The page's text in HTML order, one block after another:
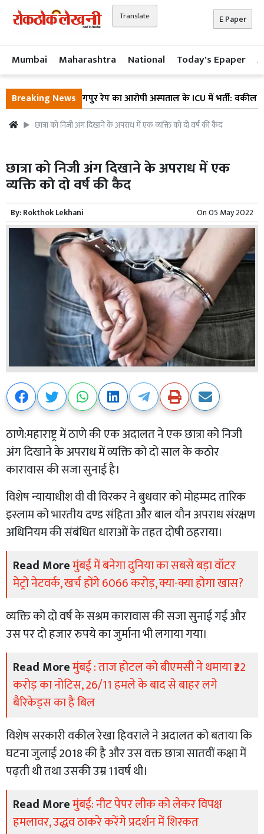
Translate E Paper
Mumbai Maharashtra National Today's Epaper
Breaking Newsनागपुर रेप का आरोपी अस्पताल के ICU में भर्ती: वकील
छात्रा को निजी अंग दिखाने के अपराध में एक व्यक्ति को दो वर्ष की कैद
छात्रा को निजी अंग दिखाने के अपराध में एक
व्यक्ति को दो वर्ष की कैद
By:Rokthok Lekhani On05 May 2022
ठाणे:महाराष्ट्र में ठाणे की एक अदालत ने एक छात्रा को निजी
अंग दिखाने के अपराध में व्यक्ति को दो साल के कठोर
कारावास की सजा सुनाई है।
विशेष न्यायाधीश वी वी विरकर ने बुधवार को मोहम्मद तारिक
इस्लाम को भारतीय दण्ड संहिता औैर बाल यौन अपराध संरक्षण
अधिनियम की संबंधित धाराओं के तहत दोषी ठहराया।
Read Moreमुंबई में बनेगा दुनिया का सबसे बड़ा वॉटर
मेट्रो नेटवर्क, खर्च होंगे 6066 करोड़, क्या-क्या होगा खास?
व्यक्ति को दो वर्ष के सश्रम कारावास की सजा सुनाई गई और
उस पर दो हजार रुपये का जुर्माना भी लगाया गया।
Read Moreमुंबई : ताज होटल को बीएमसी ने थमाया ₹22
करोड़ का नोटिस, 26/11 हमले के बाद से बाहर लगे
बैरिकेड्स का है बिल
विशेष सरकारी वकील रेखा हिवराले ने अदालत को बताया कि
घटना जुलाई 2018 की है और उस वक्त छात्रा सातवीं कक्षा में
पढ़ती थी तथा उसकी उम्र 11वर्ष थी।
Read Moreमुंबई: नीट पेपर लीक को लेकर विपक्ष
हमलावर, उद्धव ठाकरे करेंगे प्रदर्शन में शिरकत